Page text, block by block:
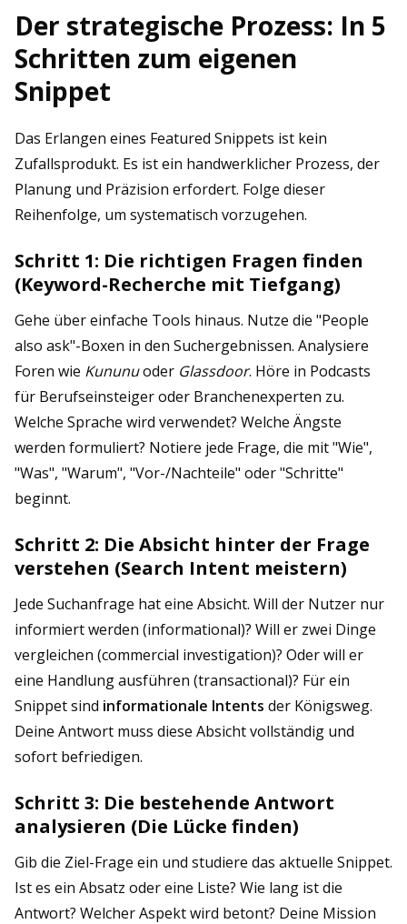
Der strategische Prozess: In 5
Schritten zum eigenen
Snippet
Das Erlangen eines Featured Snippets ist kein
Zufallsprodukt. Es ist ein handwerklicher Prozess, der
Planung und Präzision erfordert. Folge dieser
Reihenfolge, um systematisch vorzugehen.
Schritt 1: Die richtigen Fragen finden
(Keyword-Recherche mit Tiefgang)
Gehe über einfache Tools hinaus. Nutze die "People
also ask"-Boxen in den Suchergebnissen. Analysiere
Foren wie Kununuoder Glassdoor. Höre in Podcasts
für Berufseinsteiger oder Branchenexperten zu.
Welche Sprache wird verwendet? Welche Ängste
werden formuliert? Notiere jede Frage, die mit "Wie",
"Was", "Warum", "Vor-/Nachteile" oder "Schritte"
beginnt.
Schritt 2: Die Absicht hinter der Frage
verstehen (Search Intent meistern)
Jede Suchanfrage hat eine Absicht. Will der Nutzer nur
informiert werden (informational)? Will er zwei Dinge
vergleichen (commercial investigation)? Oder will er
eine Handlung ausführen (transactional)? Für ein
Snippet sind informationale Intents der Königsweg.
Deine Antwort muss diese Absicht vollständig und
sofort befriedigen.
Schritt 3: Die bestehende Antwort
analysieren (Die Lücke finden)
Gib die Ziel-Frage ein und studiere das aktuelle Snippet.
Ist es ein Absatz oder eine Liste? Wie lang ist die
Antwort? Welcher Aspekt wird betont? Deine Mission